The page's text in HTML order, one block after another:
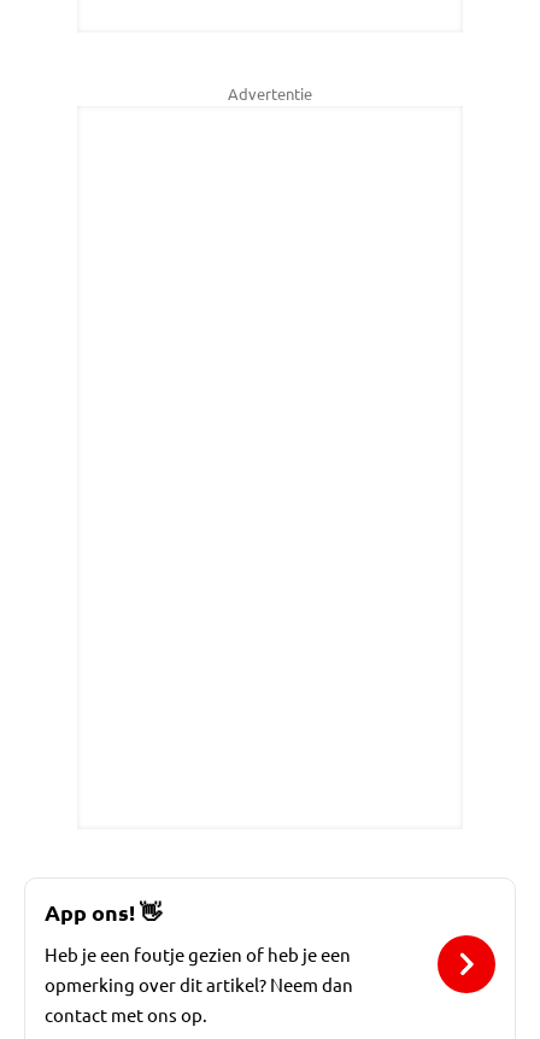
Advertentie
App ons!👋
Heb je een foutje gezien of heb je een
opmerking over dit artikel? Neem dan
contact met ons op.